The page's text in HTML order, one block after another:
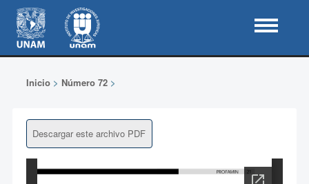
Inicio> Número 72>
Descargar este archivo PDF